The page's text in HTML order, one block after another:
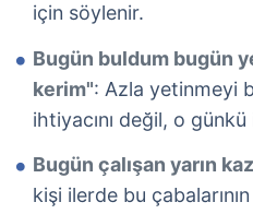
için söylenir.
Bugün buldum bugün
kerim": Azla yetinmeyi
ihtiyacını değil, o günkü
Bugün çalışan yarın
kişi ilerde bu çabalarının